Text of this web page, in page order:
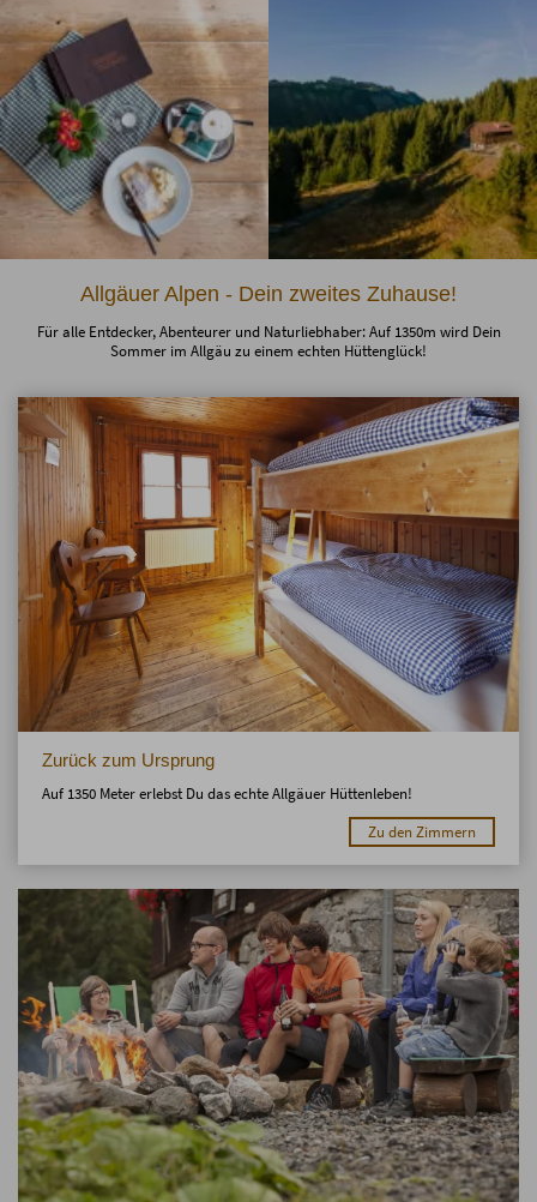
Allgäuer Alpen - Dein zweites Zuhause!
Für alle Entdecker, Abenteurer und Naturliebhaber: Auf 1350m wird Dein
Sommer im Allgäu zu einem echten Hüttenglück!
Zurück zum Ursprung
Auf 1350 Meter erlebst Du das echte Allgäuer Hüttenleben!
Zu den Zimmern